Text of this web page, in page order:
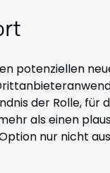
potenziellen
der Rolle, für
als einen
nur nicht